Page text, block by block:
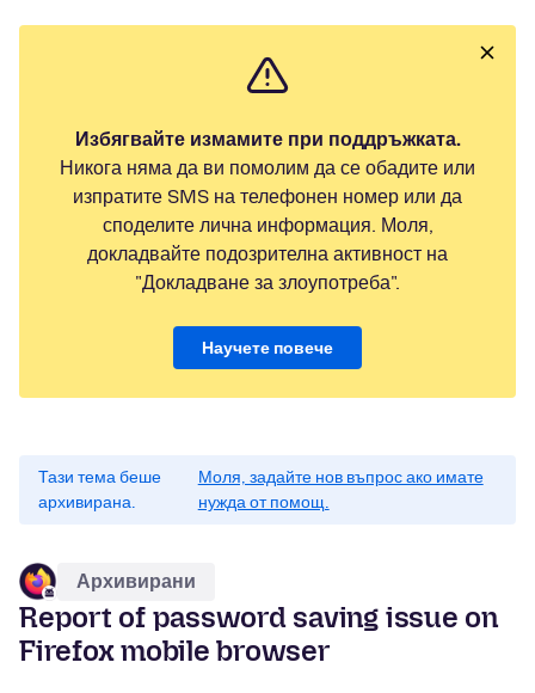
Избягвайте измамите при поддръжката.
Никога няма да ви помолим да се обадите или
изпратите SMS на телефонен номер или да
споделите лична информация. Моля,
докладвайте подозрителна активност на
"Докладване за злоупотреба".
Научете повече
Тази тема беше
архивирана.
Моля, задайте нов въпрос ако имате
нужда от помощ.
Архивирани
Report of password saving issue on
Firefox mobile browser